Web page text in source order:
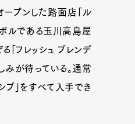
ープンした路面店「ル
ルである玉川高島屋
「フレッシュ ブレンデ
みが待っている。通常
」をすべて入手でき